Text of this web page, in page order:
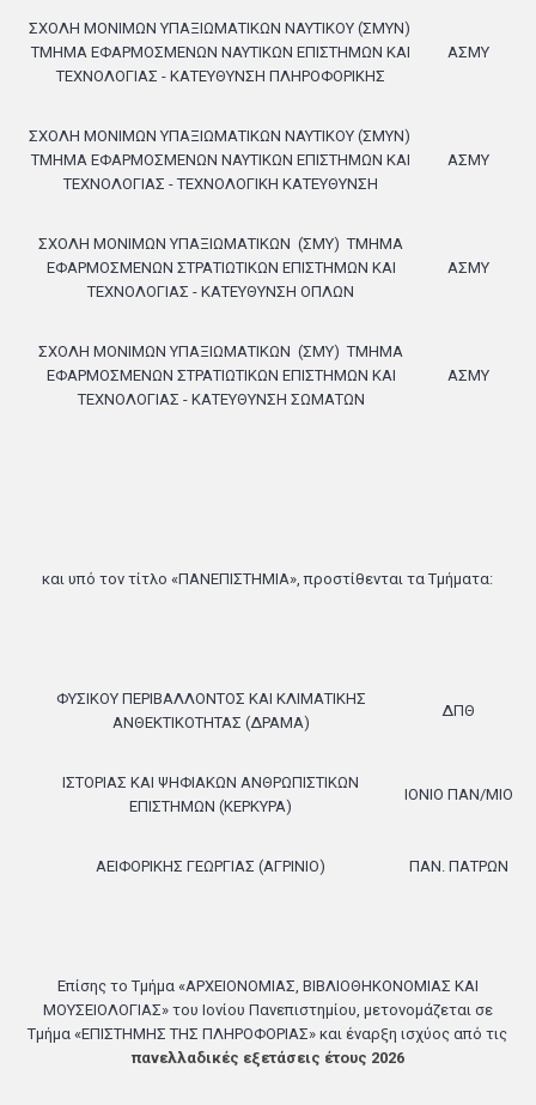
ΣΧΟΛΗ ΜΟΝΙΜΩΝ ΥΠΑΞΙΩΜΑΤΙΚΩΝ ΝΑΥΤΙΚΟΥ (ΣΜΥΝ)
ΤΜΗΜΑ ΕΦΑΡΜΟΣΜΕΝΩΝ ΝΑΥΤΙΚΩΝ ΕΠΙΣΤΗΜΩΝ ΚΑΙ
ΤΕΧΝΟΛΟΓΙΑΣ - ΚΑΤΕΥΘΥΝΣΗ ΠΛΗΡΟΦΟΡΙΚΗΣ
ΑΣΜΥ
ΣΧΟΛΗ ΜΟΝΙΜΩΝ ΥΠΑΞΙΩΜΑΤΙΚΩΝ ΝΑΥΤΙΚΟΥ (ΣΜΥΝ)
ΤΜΗΜΑ ΕΦΑΡΜΟΣΜΕΝΩΝ ΝΑΥΤΙΚΩΝ ΕΠΙΣΤΗΜΩΝ ΚΑΙ
ΤΕΧΝΟΛΟΓΙΑΣ - ΤΕΧΝΟΛΟΓΙΚΗ ΚΑΤΕΥΘΥΝΣΗ
ΑΣΜΥ
ΣΧΟΛΗ ΜΟΝΙΜΩΝ ΥΠΑΞΙΩΜΑΤΙΚΩΝ (ΣΜΥ) ΤΜΗΜΑ
ΕΦΑΡΜΟΣΜΕΝΩΝ ΣΤΡΑΤΙΩΤΙΚΩΝ ΕΠΙΣΤΗΜΩΝ ΚΑΙ
ΤΕΧΝΟΛΟΓΙΑΣ - ΚΑΤΕΥΘΥΝΣΗ ΟΠΛΩΝ
ΑΣΜΥ
ΣΧΟΛΗ ΜΟΝΙΜΩΝ ΥΠΑΞΙΩΜΑΤΙΚΩΝ (ΣΜΥ) ΤΜΗΜΑ
ΕΦΑΡΜΟΣΜΕΝΩΝ ΣΤΡΑΤΙΩΤΙΚΩΝ ΕΠΙΣΤΗΜΩΝ ΚΑΙ
ΤΕΧΝΟΛΟΓΙΑΣ - ΚΑΤΕΥΘΥΝΣΗ ΣΩΜΑΤΩΝ
ΑΣΜΥ
και υπό τον τίτλο «ΠΑΝΕΠΙΣΤΗΜΙΑ», προστίθενται τα Τμήματα:
ΦΥΣΙΚΟΥ ΠΕΡΙΒΑΛΛΟΝΤΟΣ ΚΑΙ ΚΛΙΜΑΤΙΚΗΣ
ΑΝΘΕΚΤΙΚΟΤΗΤΑΣ (ΔΡΑΜΑ)
ΔΠΘ
ΙΣΤΟΡΙΑΣ ΚΑΙ ΨΗΦΙΑΚΩΝ ΑΝΘΡΩΠΙΣΤΙΚΩΝ
ΕΠΙΣΤΗΜΩΝ (ΚΕΡΚΥΡΑ)
ΙΟΝΙΟ ΠΑΝ/ΜΙΟ
ΑΕΙΦΟΡΙΚΗΣ ΓΕΩΡΓΙΑΣ (ΑΓΡΙΝΙΟ) ΠΑΝ. ΠΑΤΡΩΝ
Επίσης το Τμήμα «ΑΡΧΕΙΟΝΟΜΙΑΣ, ΒΙΒΛΙΟΘΗΚΟΝΟΜΙΑΣ ΚΑΙ
ΜΟΥΣΕΙΟΛΟΓΙΑΣ» του Ιονίου Πανεπιστημίου, μετονομάζεται σε
Τμήμα «ΕΠΙΣΤΗΜΗΣ ΤΗΣ ΠΛΗΡΟΦΟΡΙΑΣ» και έναρξη ισχύος από τις
πανελλαδικές εξετάσεις έτους 2026